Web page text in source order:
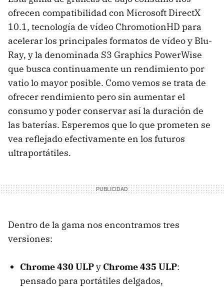
ofrecen compatibilidad con Microsoft DirectX
10.1, tecnología de vídeo ChromotionHD para
acelerar los principales formatos de vídeo y Blu-
Ray, y la denominada S3 Graphics PowerWise
que busca continuamente un rendimiento por
vatio lo mayor posible. Como vemos se trata de
ofrecer rendimiento pero sin aumentar el
consumo y poder conservar así la duración de
las baterías. Esperemos que lo que prometen se
vea reflejado efectivamente en los futuros
ultraportátiles.
Dentro de la gama nos encontramos tres
versiones:
Chrome 430 ULPy Chrome 435 ULP:
pensado para portátiles delgados,